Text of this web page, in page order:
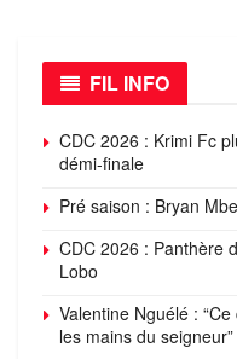
FIL INFO
CDC 2026 : Krimi Fc
démi-finale
Pré saison : Bryan
CDC 2026 : Panthère
Lobo
Valentine Nguélé :
les mains du seigneur”